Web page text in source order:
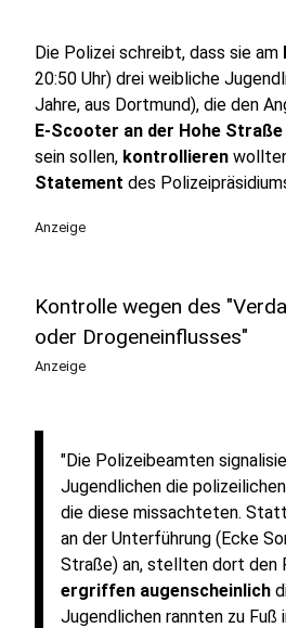
Die Polizei schreibt, dass sie am
20:50 Uhr) drei weibliche
Jahre, aus Dortmund), die den
E-Scooter an der Hohe Straße
sein sollen, kontrollieren
Statement des
Anzeige
Kontrolle wegen des
oder Drogeneinflusses"
Anzeige
"Die Polizeibeamten
Jugendlichen die
die diese missachteten.
an der Unterführung (Ecke
Straße) an, stellten dort den
ergriffen augenscheinlich
Jugendlichen rannten zu Fuß